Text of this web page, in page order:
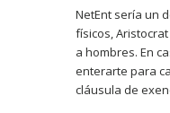
NetEnt serí­a un
físicos,
a hombres. En
enterarte para
cláusula de